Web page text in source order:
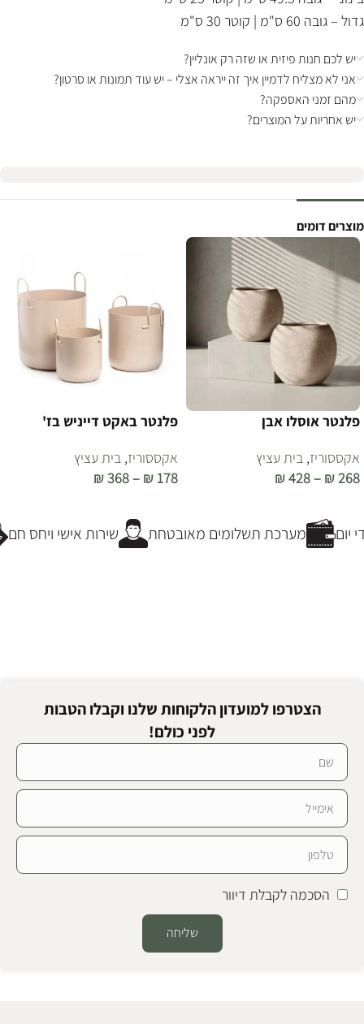
גדול – גובה 60 ס"מ | קוטר 30 ס"מ
יש לכם חנות פיזית או שזה רק אונליין?
אני לא מצליח לדמיין איך זה ייראה אצלי – יש עוד תמונות או סרטון?
מהם זמני האספקה?
יש אחריות על המוצרים?
מוצרים דומים
פלנטר אוסלו אבן
אקססוריז, בית עציץ
₪268
–
₪428
פלנטר באקט דייניש בז'
אקססוריז, בית עציץ
₪ 178
–
₪368
שירות אישי ויחס חם מערכת תשלומים מאובטחת
הצטרפו למועדון הלקוחות שלנו וקבלו הטבות
לפני כולם!
הסכמה לקבלת דיוור
שליחה